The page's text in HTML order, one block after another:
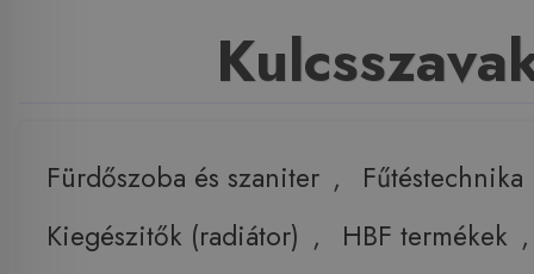
Fürdőszoba és szaniter ,
Fűtéstechnika
Kiegészitők (radiátor) , HBF termékek